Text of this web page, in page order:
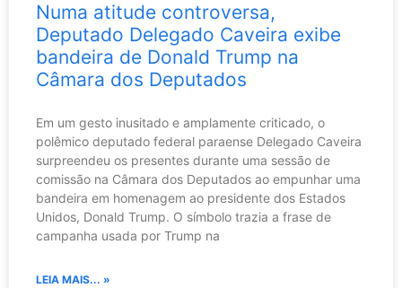
Numa atitude controversa,
Deputado Delegado Caveira exibe
bandeira de Donald Trump na
Câmara dos Deputados
Em um gesto inusitado e amplamente criticado, o
polêmico deputado federal paraense Delegado Caveira
surpreendeu os presentes durante uma sessão de
comissão na Câmara dos Deputados ao empunhar uma
bandeira em homenagem ao presidente dos Estados
Unidos, Donald Trump. O símbolo trazia a frase de
campanha usada por Trump na
LEIA MAIS... »